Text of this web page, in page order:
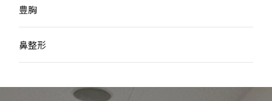
豊胸
鼻整形